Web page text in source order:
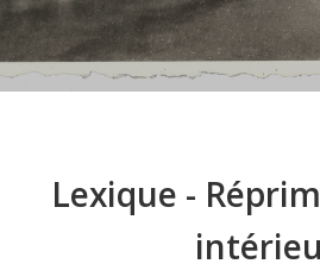
Lexique -